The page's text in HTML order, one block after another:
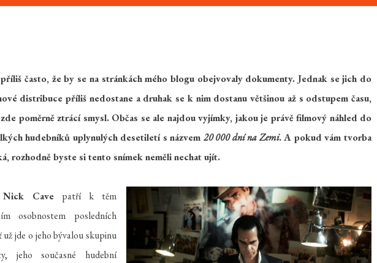
příliš často, že by se na stránkách mého blogu obejvovaly dokumenty. Jednak se jich do
distribuce příliš nedostane a druhak se k nim dostanu většinou až s odstupem času,
poměrně ztrácí smysl. Občas se ale najdou vyjímky, jakou je právě filmový náhled do
hudebníků uplynulých desetiletí s názvem 20 000 dní na Zemi.A pokud vám tvorba
rozhodně byste si tento snímek neměli nechat ujít.
Nick Cave patří k těm
osobnostem posledních
jde o jeho bývalou skupinu
jeho současné hudební